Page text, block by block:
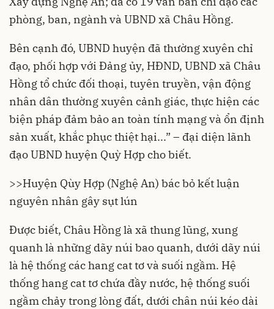
phòng, ban, ngành và UBND xã Châu Hồng.
Bên cạnh đó, UBND huyện đã thường xuyên chỉ
đạo, phối hợp với Đảng ủy, HĐND, UBND xã Châu
Hồng tổ chức đối thoại, tuyên truyền, vận động
nhân dân thường xuyên cảnh giác, thực hiện các
biện pháp đảm bảo an toàn tính mạng và ổn định
sản xuất, khắc phục thiệt hại...” – đại diện lãnh
đạo UBND huyện Quỳ Hợp cho biết.
>>Huyện Qùy Hợp (Nghệ An) bác bỏ kết luận
nguyên nhân gây sụt lún
Được biết, Châu Hồng là xã thung lũng, xung
quanh là những dãy núi bao quanh, dưới dãy núi
là hệ thống các hang cat tơ và suối ngầm. Hệ
thống hang cat tơ chứa đầy nước, hệ thống suối
ngầm chảy trong lòng đất, dưới chân núi kéo dài